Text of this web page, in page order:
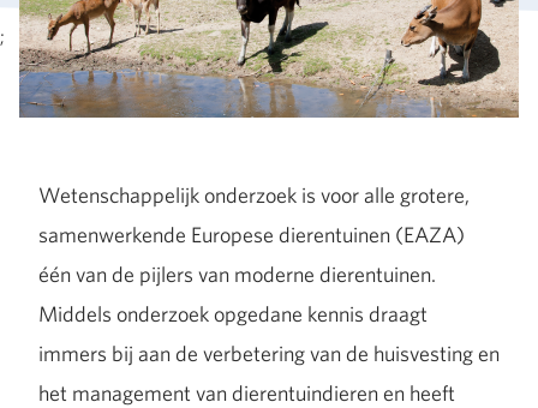
;
Wetenschappelijk onderzoek is voor alle grotere,
samenwerkende Europese dierentuinen (EAZA)
één van de pijlers van moderne dierentuinen.
Middels onderzoek opgedane kennis draagt ​​
immers bij aan de verbetering van de huisvesting en
het management van dierentuindieren en heeft